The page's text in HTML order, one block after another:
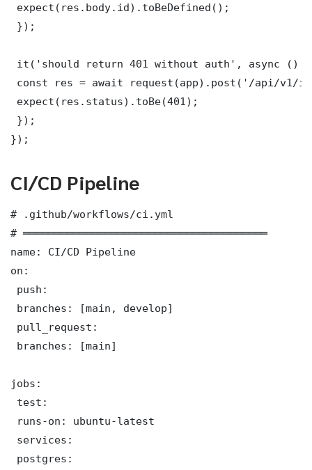
expect(res.body.id).toBeDefined();
});
it('should return 401 without auth', async ()
const res = await request(app).post('/api/v1/
expect(res.status).toBe(401);
});
});
CI/CD Pipeline
# .github/workflows/ci.yml
# ═══════════════════════════════════════
name: CI/CD Pipeline
on:
push:
branches: [main, develop]
pull_request:
branches: [main]
jobs:
test:
runs-on: ubuntu-latest
services:
postgres: